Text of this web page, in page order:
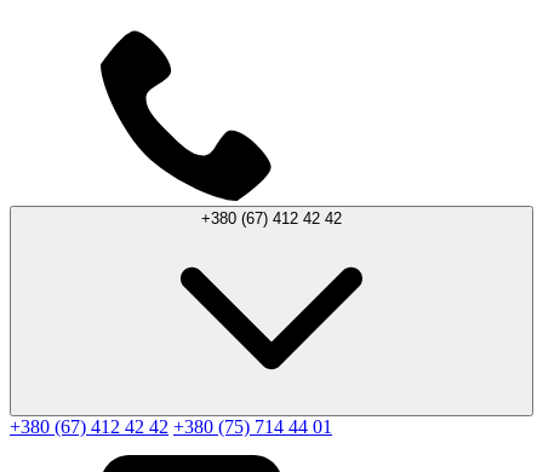
+380 (67) 412 42 42
+380 (67) 412 42 42 +380 (75) 714 44 01